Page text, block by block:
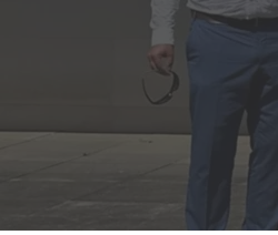
13 octubre 2023
Plenitude ha
él se ha